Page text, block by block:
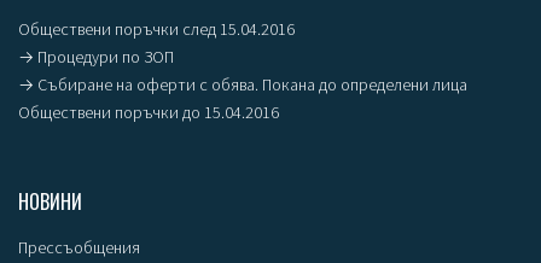
Обществени поръчки след 15.04.2016
→ Процедури по ЗОП
→ Събиране на оферти с обява. Покана до определени лица
Обществени поръчки до 15.04.2016
НОВИНИ
Прессъобщения